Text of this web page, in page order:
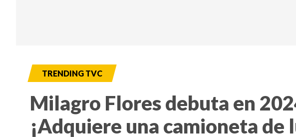
TRENDING TVC
Milagro Flores debuta en
¡Adquiere una camioneta de